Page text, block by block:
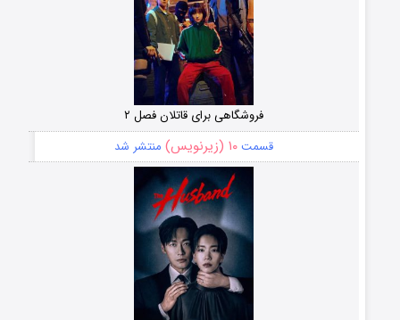
فروشگاهی برای قاتلان فصل ۲
قسمت۱۰ (زیرنویس) منتشر شد